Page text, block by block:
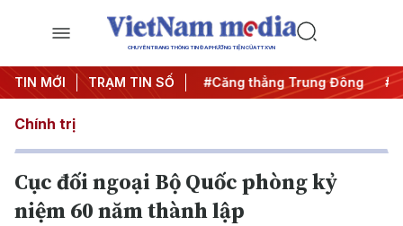
CHUYÊN TRANG THÔNG TIN ĐA PHƯƠNG TIỆN CỦA TTXVN
TIN MỚI TRẠM TIN SỐ
#Chống khai thác IUU #Căng thẳng Trung Đông
Chính trị
Cục đối ngoại Bộ Quốc phòng kỷ
niệm 60 năm thành lập